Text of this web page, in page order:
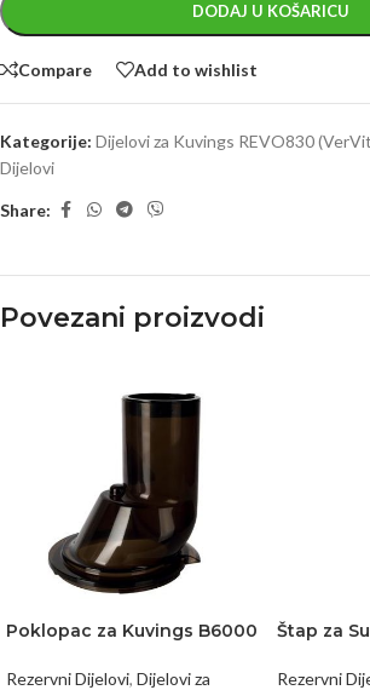
DODAJ U KOŠARICU
Compare Add to wishlist
Kategorije: Dijelovi za Kuvings REVO830
Dijelovi
Share:
Povezani proizvodi
Poklopac za Kuvings B6000
Rezervni Dijelovi, Dijelovi za
Štap za
Rezervni